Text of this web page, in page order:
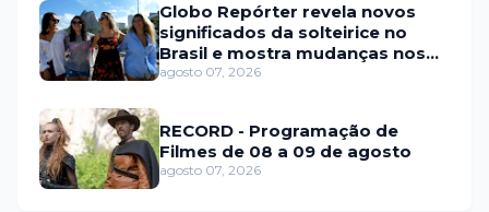
Globo Repórter revela novos
significados da solteirice no
Brasil e mostra mudanças nos
relacionamentos
agosto 07, 2026
RECORD - Programação de
Filmes de 08 a 09 de agosto
agosto 07, 2026